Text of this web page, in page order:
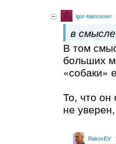
igor-bianconeri
в
В том
больших
«собаки»
То, что
не
RakovEV